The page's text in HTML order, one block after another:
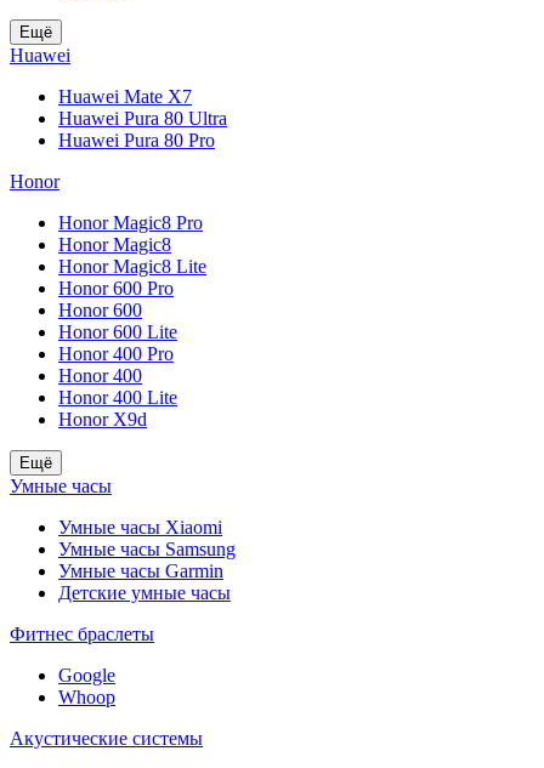
Ещё
Huawei
Huawei Mate X7
Huawei Pura 80 Ultra
Huawei Pura 80 Pro
Honor
Honor Magic8 Pro
Honor Magic8
Honor Magic8 Lite
Honor 600 Pro
Honor 600
Honor 600 Lite
Honor 400 Pro
Honor 400
Honor 400 Lite
Honor X9d
Ещё
Умные часы
Умные часы Xiaomi
Умные часы Samsung
Умные часы Garmin
Детские умные часы
Фитнес браслеты
Google
Whoop
Акустические системы